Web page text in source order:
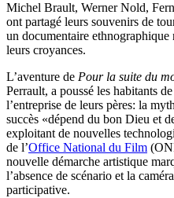
Michel Brault, Werner Nold,
ont partagé leurs souvenirs de
un documentaire ethnographique
leurs croyances.
L’aventure de Pour la suite du
Perrault, a poussé les habitants
l’entreprise de leurs pères: la
succès «dépend du bon Dieu et
exploitant de nouvelles
de l’Office National du Film
nouvelle démarche artistique
l’absence de scénario et la
participative.